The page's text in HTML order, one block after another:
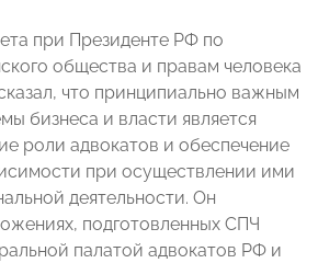
при Президенте РФ по
общества и правам человека
что принципиально важным
бизнеса и власти является
роли адвокатов и обеспечение
при осуществлении ими
деятельности. Он
подготовленных СПЧ
палатой адвокатов РФ и